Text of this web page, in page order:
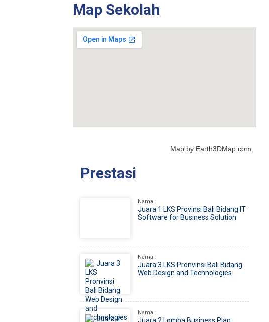
Map Sekolah
Map by Earth3DMap.com
Prestasi
Nama :
Juara 1 LKS Provinsi Bali Bidang IT
Software for Business Solution
Nama :
Juara 3 LKS Pronvinsi Bali Bidang
Web Design and Technologies
Nama :